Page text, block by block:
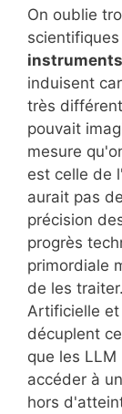
On oublie
instruments
induisent
très
pouvait
mesure
est celle de
aurait pas
précision
progrès
primordiale
de les
Artificielle
décuplent
que les LLM
accéder à
hors